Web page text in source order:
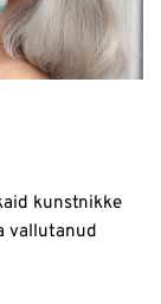
kunstnikke
vallutanud